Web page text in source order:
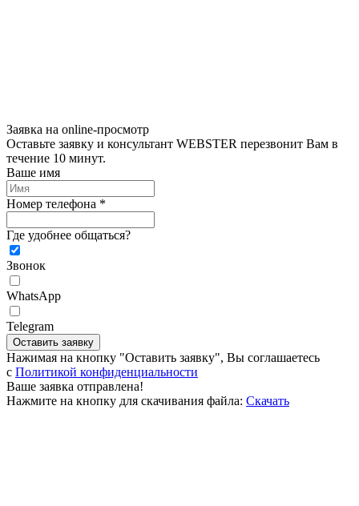
Заявка на online-просмотр
Оставьте заявку и консультант WEBSTER перезвонит Вам в
течение 10 минут.
Ваше имя
Номер телефона *
Где удобнее общаться?
Звонок
WhatsApp
Telegram
Оставить заявку
Нажимая на кнопку "Оставить заявку", Вы соглашаетесь
c Политикой конфиденциальности
Ваше заявка отправлена!
Нажмите на кнопку для скачивания файла: Скачать